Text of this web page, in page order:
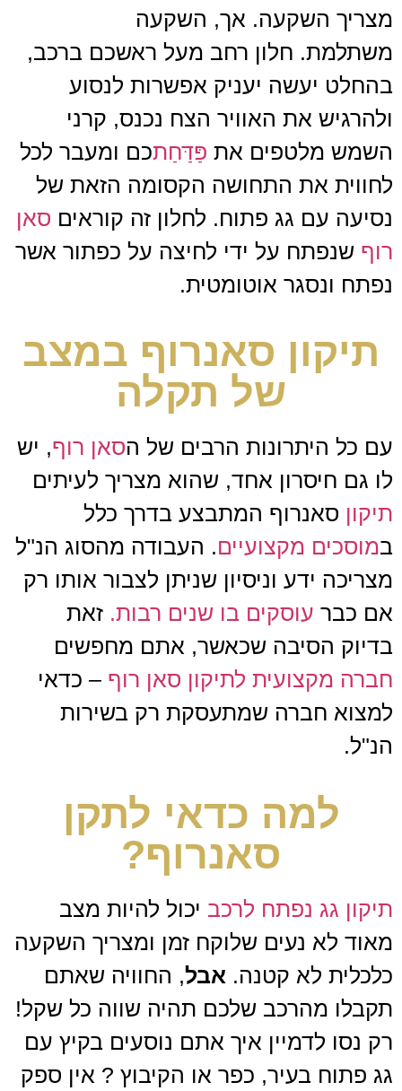
מצריך השקעה. אך, השקעה
משתלמת. חלון רחב מעל ראשכם ברכב,
בהחלט יעשה יעניק אפשרות לנסוע
ולהרגיש את האוויר הצח נכנס, קרני
השמש מלטפים את פַּדַּחַתכם ומעבר לכל
לחווית את התחושה הקסומה הזאת של
נסיעה עם גג פתוח. לחלון זה קוראים סאן
רוף שנפתח על ידי לחיצה על כפתור אשר
נפתח ונסגר אוטומטית.
תיקון סאנרוף במצב
של תקלה
עם כל היתרונות הרבים של הסאן רוף, יש
לו גם חיסרון אחד, שהוא מצריך לעיתים
תיקון סאנרוף המתבצע בדרך כלל
במוסכים מקצועיים. העבודה מהסוג הנ"ל
מצריכה ידע וניסיון שניתן לצבור אותו רק
אם כבר עוסקים בו שנים רבות. זאת
בדיוק הסיבה שכאשר, אתם מחפשים
חברה מקצועית לתיקון סאן רוף – כדאי
למצוא חברה שמתעסקת רק בשירות
הנ"ל.
למה כדאי לתקן
סאנרוף?
תיקון גג נפתח לרכב יכול להיות מצב
מאוד לא נעים שלוקח זמן ומצריך השקעה
כלכלית לא קטנה. אבל, החוויה שאתם
תקבלו מהרכב שלכם תהיה שווה כל שקל!
רק נסו לדמיין איך אתם נוסעים בקיץ עם
גג פתוח בעיר, כפר או הקיבוץ ? אין ספק